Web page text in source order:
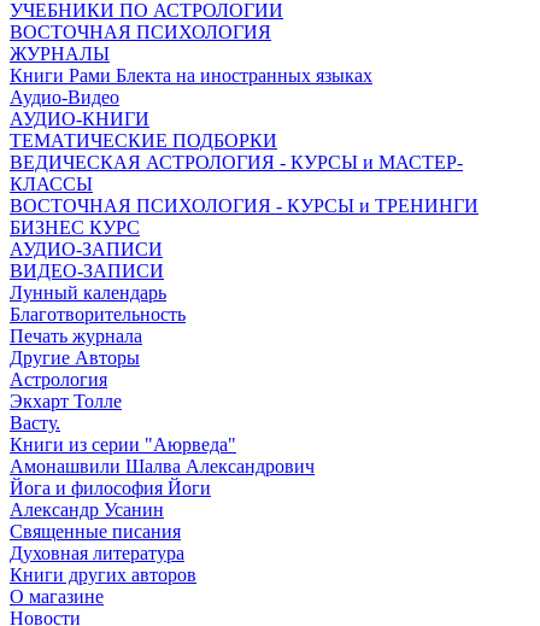
УЧЕБНИКИ ПО АСТРОЛОГИИ
ВОСТОЧНАЯ ПСИХОЛОГИЯ
ЖУРНАЛЫ
Книги Рами Блекта на иностранных языках
Аудио-Видео
АУДИО-КНИГИ
ТЕМАТИЧЕСКИЕ ПОДБОРКИ
ВЕДИЧЕСКАЯ АСТРОЛОГИЯ - КУРСЫ и МАСТЕР-
КЛАССЫ
ВОСТОЧНАЯ ПСИХОЛОГИЯ - КУРСЫ и ТРЕНИНГИ
БИЗНЕС КУРС
АУДИО-ЗАПИСИ
ВИДЕО-ЗАПИСИ
Лунный календарь
Благотворительность
Печать журнала
Другие Aвторы
Астрология
Экхарт Толле
Васту.
Книги из серии "Аюрведа"
Амонашвили Шалва Александрович
Йога и философия Йоги
Александр Усанин
Священные писания
Духовная литература
Книги других авторов
О магазине
Новости